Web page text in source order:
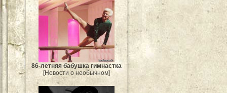
86-летняя бабушка гимнастка
[Новости о необычном]